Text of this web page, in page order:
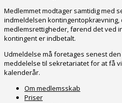
Medlemmet modtager samtidig med
indmeldelsen kontingentopkrævning,
medlemsrettigheder, førend det ved
kontingent er indbetalt.
Udmeldelse må foretages senest
meddelelse til sekretariatet for at få
kalenderår.
Om medlemsskab
Priser